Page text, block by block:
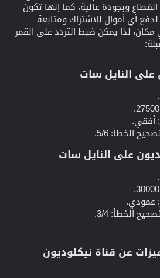
وبجودة عالية، كما إنها تكون
أي أموال للاشتراك ومتابعة
لذا يمكن ضبط التردد على القمر
على النايل سات​
أفقي.
الخطأ: 5/6.
على النايل سات​
عمودي.
الخطأ: 3/4.
عن قناة نيكلوديون